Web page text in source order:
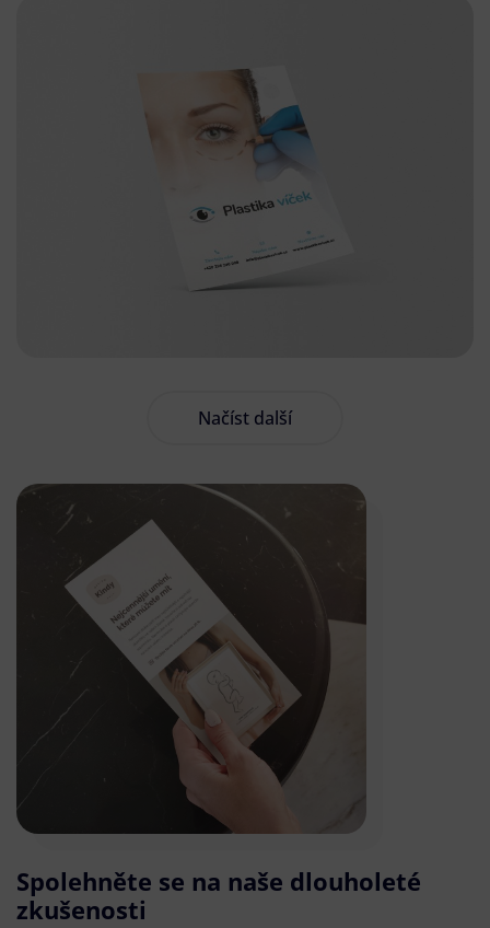
Načíst další
Spolehněte se na naše dlouholeté
zkušenosti